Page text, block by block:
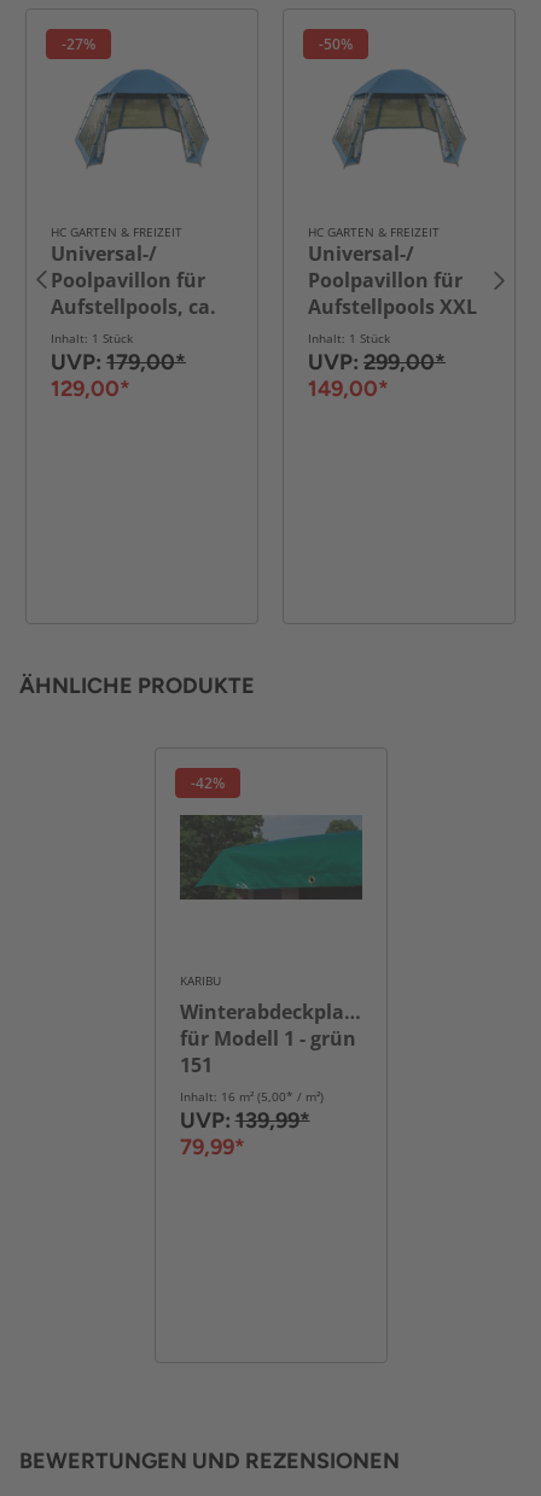
-27%
HC GARTEN & FREIZEIT
Universal-/
Poolpavillon für
Aufstellpools, ca.
500 x 433 x 250 cm
Inhalt: 1 Stück
UVP: 179,00*
129,00*
-50%
HC GARTEN & FREIZEIT
Universal-/
Poolpavillon für
Aufstellpools XXL
aus PVC, ca. 600 x
520 x 280 cm - Blau
Inhalt: 1 Stück
UVP: 299,00*
149,00*
ÄHNLICHE PRODUKTE
-42%
KARIBU
Winterabdeckplane
für Modell 1 - grün
151
Inhalt: 16 m² (5,00* / m²)
UVP:139,99*
79,99*
BEWERTUNGEN UND REZENSIONEN